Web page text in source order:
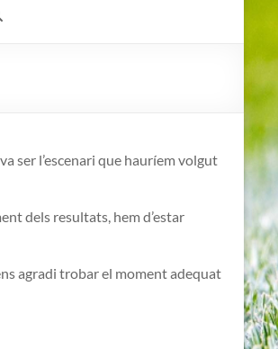
ser l’escenari que hauríem volgut
dels resultats, hem d’estar
agradi trobar el moment adequat